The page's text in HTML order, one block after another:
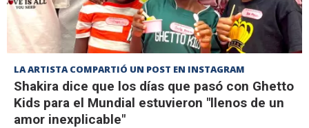
LA ARTISTA COMPARTIÓ UN POST EN INSTAGRAM
Shakira dice que los días que pasó con Ghetto
Kids para el Mundial estuvieron "llenos de un
amor inexplicable"